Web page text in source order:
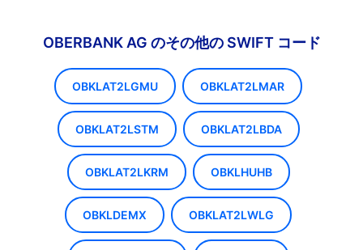
OBERBANK AG のその他の SWIFT コード
OBKLAT2LGMU OBKLAT2LMAR
OBKLAT2LSTM OBKLAT2LBDA
OBKLAT2LKRM OBKLHUHB
OBKLDEMX OBKLAT2LWLG